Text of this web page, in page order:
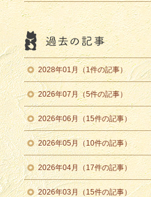
2028年01月（1件の記事）
2026年07月（5件の記事）
2026年06月（15件の記事）
2026年05月（10件の記事）
2026年04月（17件の記事）
2026年03月（15件の記事）